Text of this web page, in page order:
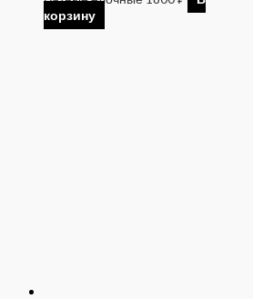
корзину